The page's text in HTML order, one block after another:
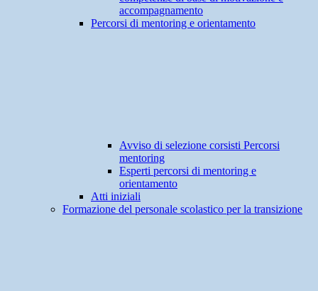
accompagnamento
Percorsi di mentoring e orientamento
Avviso di selezione corsisti Percorsi
mentoring
Esperti percorsi di mentoring e
orientamento
Atti iniziali
Formazione del personale scolastico per la transizione